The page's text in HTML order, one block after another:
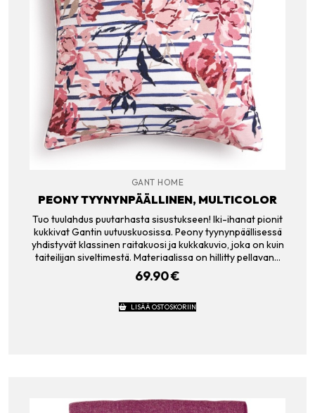
GANT HOME
PEONY TYYNYNPÄÄLLINEN, MULTICOLOR
Tuo tuulahdus puutarhasta sisustukseen! Iki-ihanat pionit
kukkivat Gantin uutuuskuosissa. Peony tyynynpäällisessä
yhdistyvät klassinen raitakuosi ja kukkakuvio, joka on kuin
taiteilijan siveltimestä. Materiaalissa on hillitty pellavan…
69.90€
LISÄÄ OSTOSKORIIN